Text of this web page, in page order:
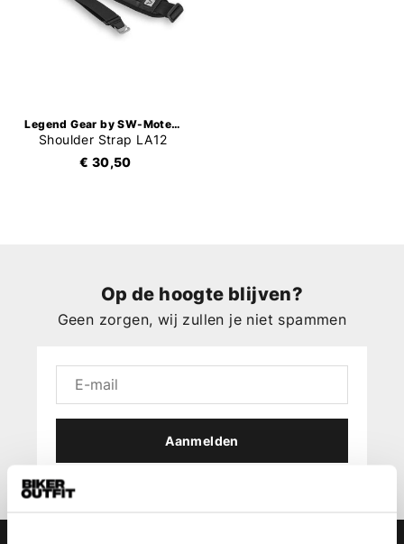
Legend Gear by SW-Motech
Shoulder Strap LA12
€ 30,50
Op de hoogte blijven?
Geen zorgen, wij zullen je niet spammen
Aanmelden